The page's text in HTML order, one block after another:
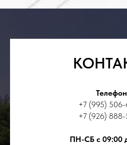
+7 (995)
+7 (926)
ПН-СБ с 09:00